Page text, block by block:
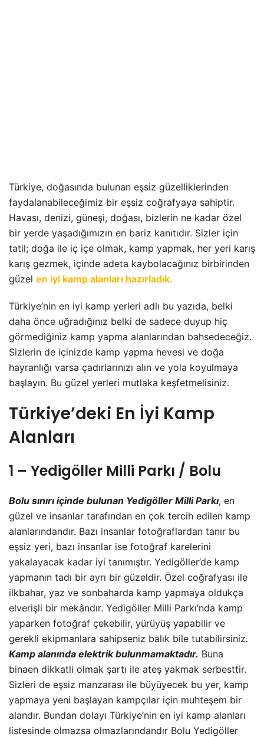
Türkiye, doğasında bulunan eşsiz güzelliklerinden
faydalanabileceğimiz bir eşsiz coğrafyaya sahiptir.
Havası, denizi, güneşi, doğası, bizlerin ne kadar özel
bir yerde yaşadığımızın en bariz kanıtıdır. Sizler için
tatil; doğa ile iç içe olmak, kamp yapmak, her yeri karış
karış gezmek, içinde adeta kaybolacağınız birbirinden
güzel en iyi kamp alanları hazırladık.
Türkiye’nin en iyi kamp yerleri adlı bu yazıda, belki
daha önce uğradığınız belki de sadece duyup hiç
görmediğiniz kamp yapma alanlarından bahsedeceğiz.
Sizlerin de içinizde kamp yapma hevesi ve doğa
hayranlığı varsa çadırlarınızı alın ve yola koyulmaya
başlayın. Bu güzel yerleri mutlaka keşfetmelisiniz.
Türkiye’deki En İyi Kamp
Alanları
1 – Yedigöller Milli Parkı / Bolu
Bolu sınırı içinde bulunan Yedigöller Milli Parkı, en
güzel ve insanlar tarafından en çok tercih edilen kamp
alanlarındandır. Bazı insanlar fotoğraflardan tanır bu
eşsiz yeri, bazı insanlar ise fotoğraf karelerini
yakalayacak kadar iyi tanımıştır. Yedigöller’de kamp
yapmanın tadı bir ayrı bir güzeldir. Özel coğrafyası ile
ilkbahar, yaz ve sonbaharda kamp yapmaya oldukça
elverişli bir mekândır. Yedigöller Milli Parkı’nda kamp
yaparken fotoğraf çekebilir, yürüyüş yapabilir ve
gerekli ekipmanlara sahipseniz balık bile tutabilirsiniz.
Kamp alanında elektrik bulunmamaktadır. Buna
binaen dikkatli olmak şartı ile ateş yakmak serbesttir.
Sizleri de eşsiz manzarası ile büyüyecek bu yer, kamp
yapmaya yeni başlayan kampçılar için muhteşem bir
alandır. Bundan dolayı Türkiye’nin en iyi kamp alanları
listesinde olmazsa olmazlarındandır Bolu Yedigöller